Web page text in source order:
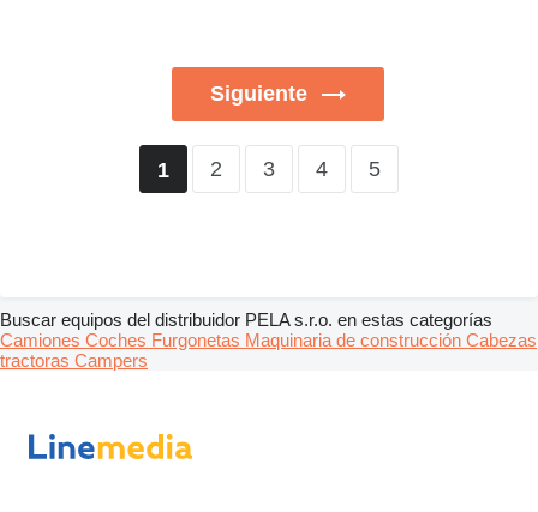
Siguiente
1 2 3 4 5
Buscar equipos del distribuidor PELA s.r.o. en estas categorías
Camiones Coches Furgonetas Maquinaria de construcción Cabezas
tractoras Campers